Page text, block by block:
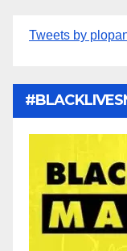
Tweets by